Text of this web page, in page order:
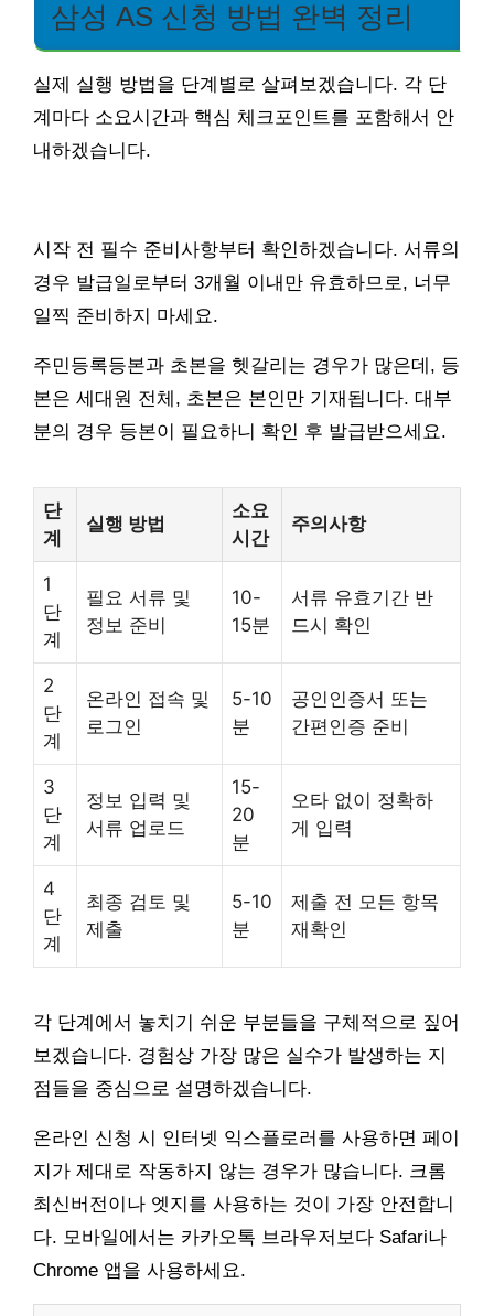
삼성 AS 신청 방법 완벽 정리
실제 실행 방법을 단계별로 살펴보겠습니다. 각 단
계마다 소요시간과 핵심 체크포인트를 포함해서 안
내하겠습니다.
시작 전 필수 준비사항부터 확인하겠습니다. 서류의
경우 발급일로부터 3개월 이내만 유효하므로, 너무
일찍 준비하지 마세요.
주민등록등본과 초본을 헷갈리는 경우가 많은데, 등
본은 세대원 전체, 초본은 본인만 기재됩니다. 대부
분의 경우 등본이 필요하니 확인 후 발급받으세요.
단
계
실행 방법
소요
시간
주의사항
1
단
계
필요 서류 및
정보 준비
10-
15분
서류 유효기간 반
드시 확인
2
단
계
온라인 접속 및
로그인
5-10
분
공인인증서 또는
간편인증 준비
3
단
계
정보 입력 및
서류 업로드
15-
20
분
오타 없이 정확하
게 입력
4
단
계
최종 검토 및
제출
5-10
분
제출 전 모든 항목
재확인
각 단계에서 놓치기 쉬운 부분들을 구체적으로 짚어
보겠습니다. 경험상 가장 많은 실수가 발생하는 지
점들을 중심으로 설명하겠습니다.
온라인 신청 시 인터넷 익스플로러를 사용하면 페이
지가 제대로 작동하지 않는 경우가 많습니다. 크롬
최신버전이나 엣지를 사용하는 것이 가장 안전합니
다. 모바일에서는 카카오톡 브라우저보다 Safari나
Chrome 앱을 사용하세요.